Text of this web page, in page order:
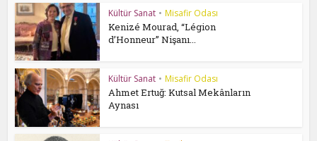
Kültür Sanat • Misafir Odası
Kenizé Mourad, “Légion
d’Honneur” Nişanı...
Kültür Sanat • Misafir Odası
Ahmet Ertuğ: Kutsal Mekânların
Aynası